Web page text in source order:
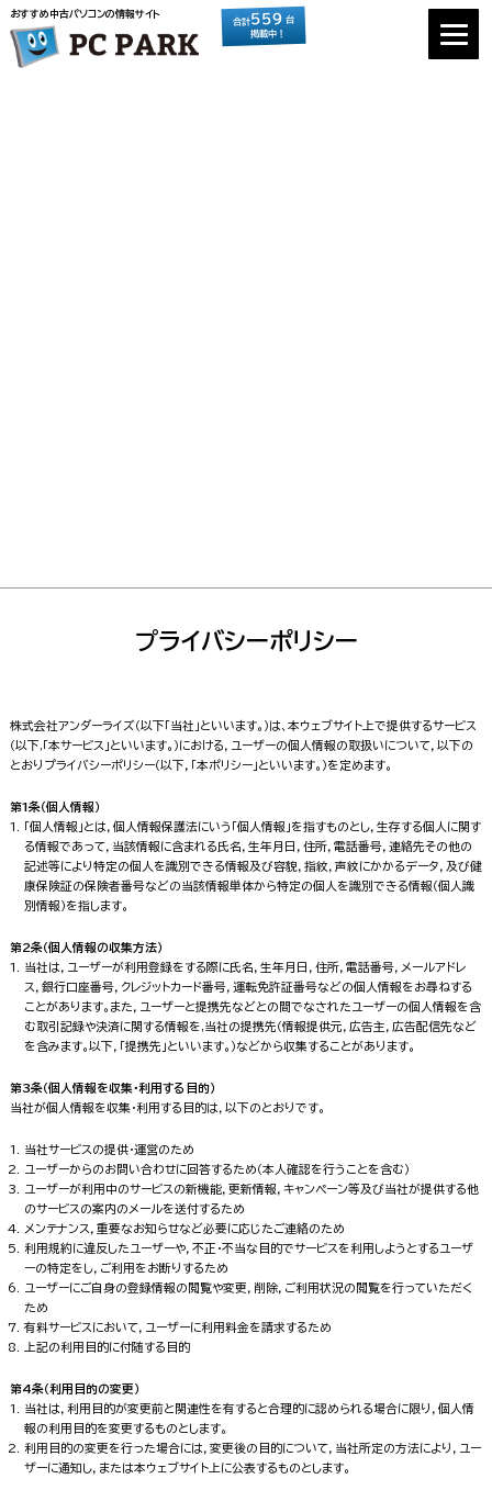
おすすめ中古パソコンの情報サイト
合計559 台
掲載中！
プライバシーポリシー
株式会社アンダーライズ（以下「当社」といいます。）は、本ウェブサイト上で提供するサービス
（以下,「本サービス」といいます。）における，ユーザーの個人情報の取扱いについて，以下の
とおりプライバシーポリシー（以下，「本ポリシー」といいます。）を定めます。
第1条（個人情報）
「個人情報」とは，個人情報保護法にいう「個人情報」を指すものとし，生存する個人に関す
る情報であって，当該情報に含まれる氏名，生年月日，住所，電話番号，連絡先その他の
記述等により特定の個人を識別できる情報及び容貌，指紋，声紋にかかるデータ，及び健
康保険証の保険者番号などの当該情報単体から特定の個人を識別できる情報（個人識
別情報）を指します。
第2条（個人情報の収集方法）
当社は，ユーザーが利用登録をする際に氏名，生年月日，住所，電話番号，メールアドレ
ス，銀行口座番号，クレジットカード番号，運転免許証番号などの個人情報をお尋ねする
ことがあります。また，ユーザーと提携先などとの間でなされたユーザーの個人情報を含
む取引記録や決済に関する情報を,当社の提携先（情報提供元，広告主，広告配信先など
を含みます。以下，｢提携先｣といいます。）などから収集することがあります。
第3条（個人情報を収集・利用する目的）
当社が個人情報を収集・利用する目的は，以下のとおりです。
当社サービスの提供・運営のため
ユーザーからのお問い合わせに回答するため（本人確認を行うことを含む）
ユーザーが利用中のサービスの新機能，更新情報，キャンペーン等及び当社が提供する他
のサービスの案内のメールを送付するため
メンテナンス，重要なお知らせなど必要に応じたご連絡のため
利用規約に違反したユーザーや，不正・不当な目的でサービスを利用しようとするユーザ
ーの特定をし，ご利用をお断りするため
ユーザーにご自身の登録情報の閲覧や変更，削除，ご利用状況の閲覧を行っていただく
ため
有料サービスにおいて，ユーザーに利用料金を請求するため
上記の利用目的に付随する目的
第4条（利用目的の変更）
当社は，利用目的が変更前と関連性を有すると合理的に認められる場合に限り，個人情
報の利用目的を変更するものとします。
利用目的の変更を行った場合には，変更後の目的について，当社所定の方法により，ユー
ザーに通知し，または本ウェブサイト上に公表するものとします。